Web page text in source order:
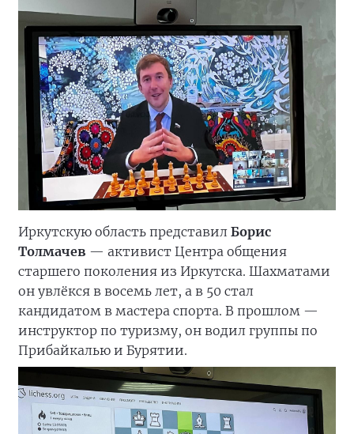
Иркутскую область представил Борис
Толмачев — активист Центра общения
старшего поколения из Иркутска. Шахматами
он увлёкся в восемь лет, а в 50 стал
кандидатом в мастера спорта. В прошлом —
инструктор по туризму, он водил группы по
Прибайкалью и Бурятии.